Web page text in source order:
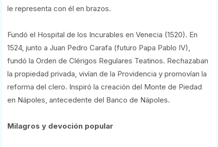
le representa con él en brazos.
Fundó el Hospital de los Incurables en Venecia (1520). En
1524, junto a Juan Pedro Carafa (futuro Papa Pablo IV),
fundó la Orden de Clérigos Regulares Teatinos. Rechazaban
la propiedad privada, vivían de la Providencia y promovían la
reforma del clero. Inspiró la creación del Monte de Piedad
en Nápoles, antecedente del Banco de Nápoles.
Milagros y devoción popular